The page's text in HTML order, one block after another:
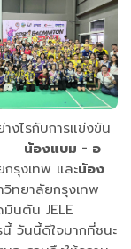
งไรกับการแข่งขัน
คู่ น้องแบม - อ
รุงเทพ และน้อง
ทยาลัยกรุงเทพ
นตัน JELE
นี้ วันนี้ดีใจมากที่ชนะ